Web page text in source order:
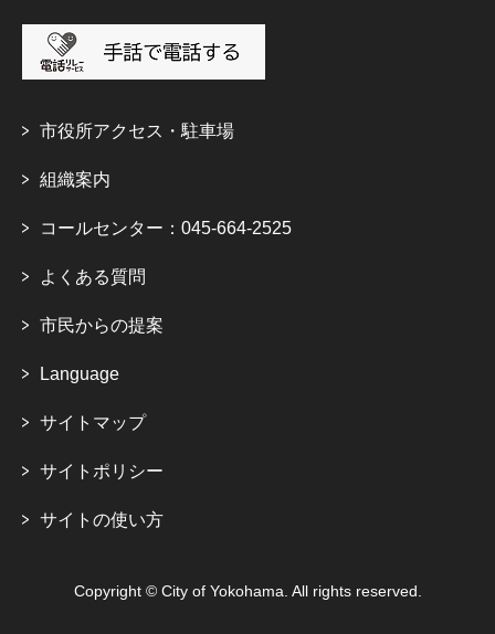
市役所アクセス・駐車場
組織案内
コールセンター：045-664-2525
よくある質問
市民からの提案
Language
サイトマップ
サイトポリシー
サイトの使い方
Copyright © City of Yokohama. All rights reserved.